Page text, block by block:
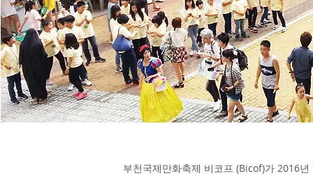
부천국제만화축제 비코프 (Bicof)가 2016